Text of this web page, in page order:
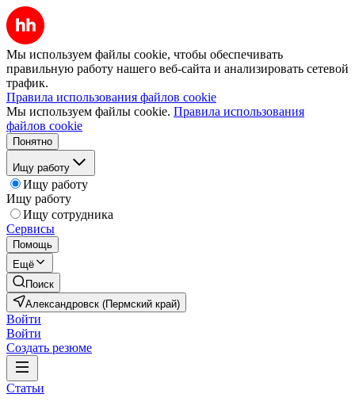
Мы используем файлы cookie, чтобы обеспечивать
правильную работу нашего веб-сайта и анализировать сетевой
трафик.
Правила использования файлов cookie
Мы используем файлы cookie. Правила использования
файлов cookie
Понятно
Ищу работу
Ищу работу
Ищу работу
Ищу сотрудника
Сервисы
Помощь
Ещё
Поиск
Александровск (Пермский край)
Войти
Войти
Создать резюме
Статьи